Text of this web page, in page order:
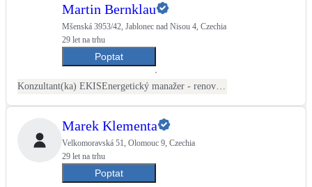
Martin Bernklau
Mšenská 3953/42, Jablonec nad Nisou 4, Czechia
29 let na trhu
Poptat
Konzultant(ka) EKIS
Marek Klementa
Velkomoravská 51, Olomouc 9, Czechia
29 let na trhu
Poptat